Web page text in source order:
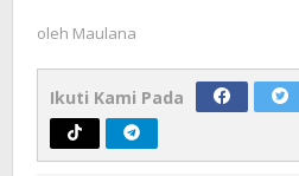
oleh Maulana
Ikuti Kami Pada